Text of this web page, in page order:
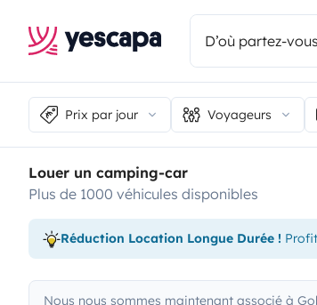
Prix par jour Voyageurs
Louer un camping-car
plus de 1000 véhicules disponibles
Réduction Location Longue Durée !
Nous nous sommes maintenant associé à